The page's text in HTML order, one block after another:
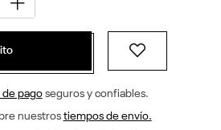
pagoseguros y confiables.
nuestros tiempos de envío.